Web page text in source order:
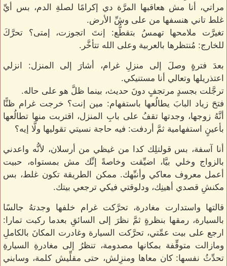
مراتي، أنا مش هعاقبها المرَّة دي إكرامًا لصلةِ الدم، بس أيِّ
غلط تاني هنسفها من على وشِّ الأرض.
تغيرَّت ملامحها تهمسُ بتقطُّع: إنتَ اتجوزت، إمتى؟ تحرَّكَ
للخارج: مُنتظرها بالعربية وعلى الله تتأخَّر.
بعدَ فترةٍ وصلَ إلى منزلِ غرام، أشارَ إلى المنزل: انزلي
اعتذريلها وتعالي أنا مستنيكي.
ترجَّلت بجسدٍ مرتجفٍ دونَ حديث، بينما ظلَّ هو على حاله.
فتحَ زياد البابَ يطالُعها باستفهام: مين إنت؟ خرجت غرام ظنًّا
أنَّهُ زوجها، وجدتها تقفُ على بابِ المنزل، اقتربت منها تطالُعها
بأعينٍ استفهامية ثمَّ أردفت: فيه حاجة نسيتي تقوليها ولَّا إيه؟
أنا آسفة، بس قولتلِك كدا من غيظي من أرسلان، لأنُّه واعدني
بالزواج وخلي بيَّا، اضيِّقت وخاصةً إنِّك مش بمستواه، حبيت
أعمل معروف معاكي وأنبِّهك. ممكن الطريقة تكون غلط، بس
مكنشِ قصدي أهينِك، ودلوقتي فيكي ترجعي بيتك.
قالتها واستدارت مغادرة، تحرَّكت غرام خلفها وجدتهُ جالسًا
بالسيارة، رمقها بنظرةٍ ثمَّ نظرَ إلى السائقِ بعدما ركبت تمارا:
ارجع على بيت عمِّتي، تحرَّكت السيارة وغادرت المكانَ بالكاملِ
ومازالت متوقِّفة بمكانها مصدومة، تنظرُ إلى مغادرةِ السيارةِ
تحدِّثُ نفسها: كان معاها ومنزِلش، حتى مقلِّيش كلمة، وسابني